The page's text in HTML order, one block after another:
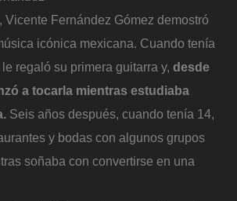
Vicente Fernández Gómez demostró
icónica mexicana. Cuando tenía
regaló su primera guitarra y, desde
a tocarla mientras estudiaba
Seis años después, cuando tenía 14,
y bodas con algunos grupos
soñaba con convertirse en una